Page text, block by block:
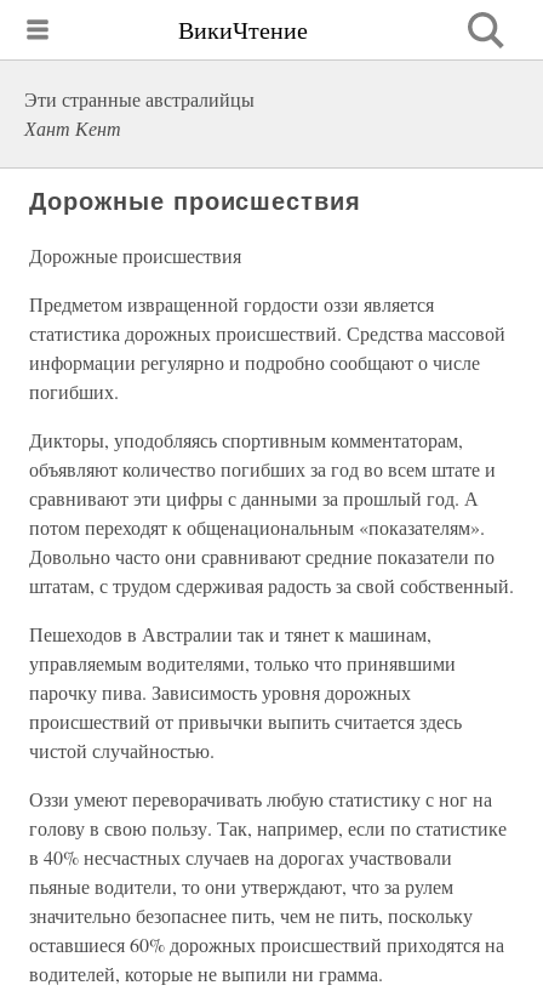
ВикиЧтение
Эти странные австралийцы
Хант Кент
Дорожные происшествия
Дорожные происшествия
Предметом извращенной гордости оззи является
статистика дорожных происшествий. Средства массовой
информации регулярно и подробно сообщают о числе
погибших.
Дикторы, уподобляясь спортивным комментаторам,
объявляют количество погибших за год во всем штате и
сравнивают эти цифры с данными за прошлый год. А
потом переходят к общенациональным «показателям».
Довольно часто они сравнивают средние показатели по
штатам, с трудом сдерживая радость за свой собственный.
Пешеходов в Австралии так и тянет к машинам,
управляемым водителями, только что принявшими
парочку пива. Зависимость уровня дорожных
происшествий от привычки выпить считается здесь
чистой случайностью.
Оззи умеют переворачивать любую статистику с ног на
голову в свою пользу. Так, например, если по статистике
в 40% несчастных случаев на дорогах участвовали
пьяные водители, то они утверждают, что за рулем
значительно безопаснее пить, чем не пить, поскольку
оставшиеся 60% дорожных происшествий приходятся на
водителей, которые не выпили ни грамма.